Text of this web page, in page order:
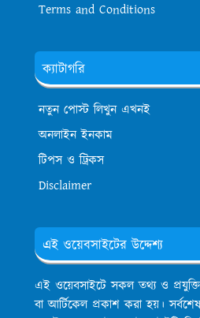
Terms and Conditions
ক্যাটাগরি
নতুন পোস্ট লিখুন এখনই
অনলাইন ইনকাম
টিপস ও ট্রিকস
Disclaimer
এই ওয়েবসাইটের উদ্দেশ্য
এই ওয়েবসাইটে সকল তথ্য ও প্রযুক্তি
বা আর্টিকেল প্রকাশ করা হয়।